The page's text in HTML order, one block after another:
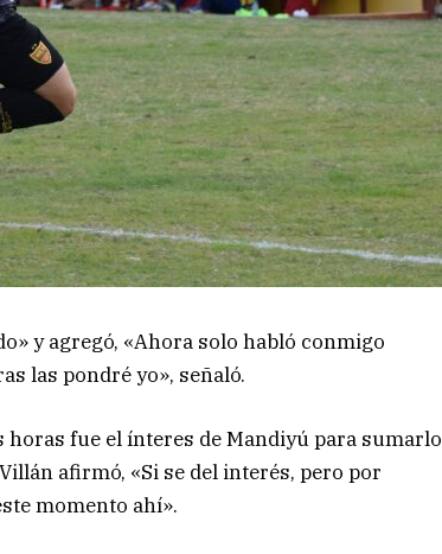
y agregó, «Ahora solo habló conmigo
las pondré yo», señaló.
fue el ínteres de Mandiyú para sumarlo
afirmó, «Si se del interés, pero por
momento ahí».